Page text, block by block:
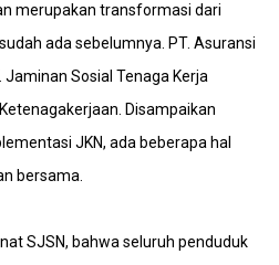
merupakan transformasi dari
ada sebelumnya. PT. Asuransi
Jaminan Sosial Tenaga Kerja
Disampaikan
JKN, ada beberapa hal
bersama.
SJSN, bahwa seluruh penduduk